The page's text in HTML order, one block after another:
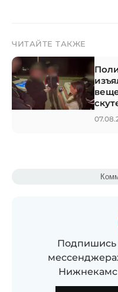
ЧИТАЙТЕ ТАКЖЕ
Подпишись